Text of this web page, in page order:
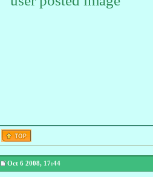
Oct 6 2008, 17:44